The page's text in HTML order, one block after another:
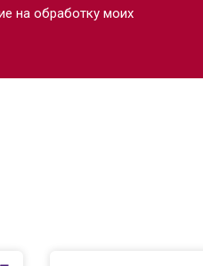
на обработку моих